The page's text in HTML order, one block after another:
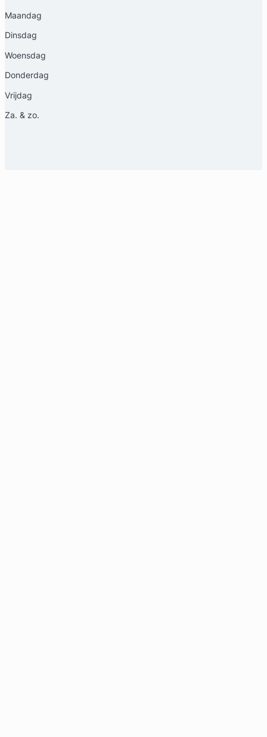
Maandag
Dinsdag
Woensdag
Donderdag
Vrijdag
Za. & zo.